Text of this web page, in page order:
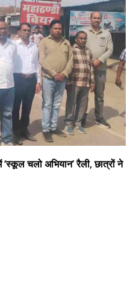
चलो अभियान’ रैली, छात्रों ने